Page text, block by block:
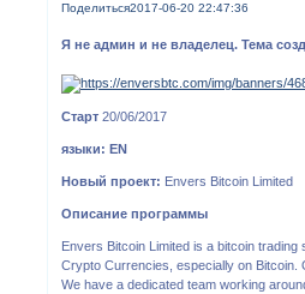
Поделиться2017-06-20 22:47:36
Я не админ и не владелец. Тема
Старт 20/06/2017
языки: EN
Новый проект: Envers Bitcoin Limited
Описание программы
Envers Bitcoin Limited is a bitcoin
Crypto Currencies, especially on
We have a dedicated team working